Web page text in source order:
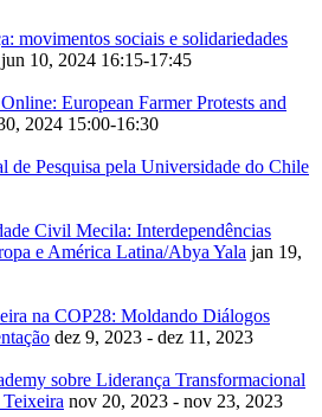
movimentos sociais e solidariedades
jun 10, 2024 16:15-17:45
European Farmer Protests and
2024 15:00-16:30
de Pesquisa pela Universidade do Chile
Civil Mecila: Interdependências
e América Latina/Abya Yala jan 19,
na COP28: Moldando Diálogos
dez 9, 2023 - dez 11, 2023
sobre Liderança Transformacional
nov 20, 2023 - nov 23, 2023